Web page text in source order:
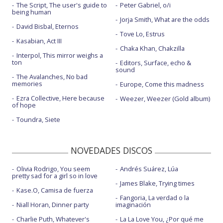
The Script, The user's guide to
being human
David Bisbal, Eternos
Kasabian, Act III
Interpol, This mirror weighs a
ton
The Avalanches, No bad
memories
Ezra Collective, Here because
of hope
Toundra, Siete
Peter Gabriel, o/i
Jorja Smith, What are the odds
Tove Lo, Estrus
Chaka Khan, Chakzilla
Editors, Surface, echo &
sound
Europe, Come this madness
Weezer, Weezer (Gold album)
NOVEDADES DISCOS
Olivia Rodrigo, You seem
pretty sad for a girl so in love
Kase.O, Camisa de fuerza
Niall Horan, Dinner party
Charlie Puth, Whatever's
Andrés Suárez, Lúa
James Blake, Trying times
Fangoria, La verdad o la
imaginación
La La Love You, ¿Por qué me